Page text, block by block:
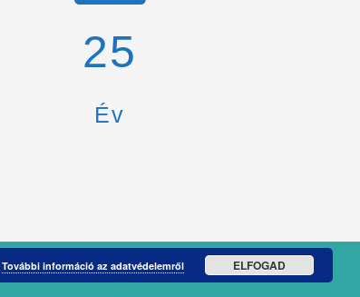
26
Év
További információ az adatvédelemről ELFOGAD